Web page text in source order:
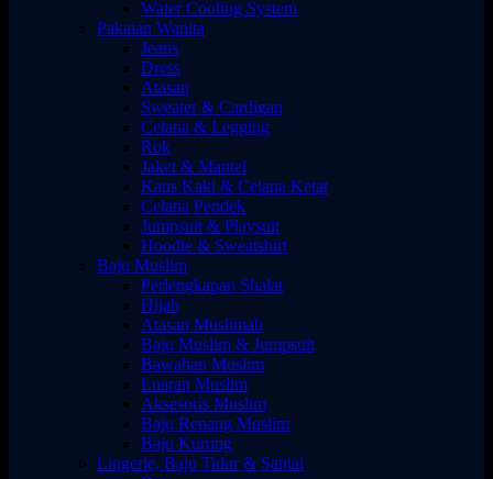
Water Cooling System
Pakaian Wanita
Jeans
Dress
Atasan
Sweater & Cardigan
Celana & Legging
Rok
Jaket & Mantel
Kaus Kaki & Celana Ketat
Celana Pendek
Jumpsuit & Playsuit
Hoodie & Sweatshirt
Baju Muslim
Perlengkapan Shalat
Hijab
Atasan Muslimah
Baju Muslim & Jumpsuit
Bawahan Muslim
Luaran Muslim
Aksesoris Muslim
Baju Renang Muslim
Baju Kurung
Lingerie, Baju Tidur & Santai